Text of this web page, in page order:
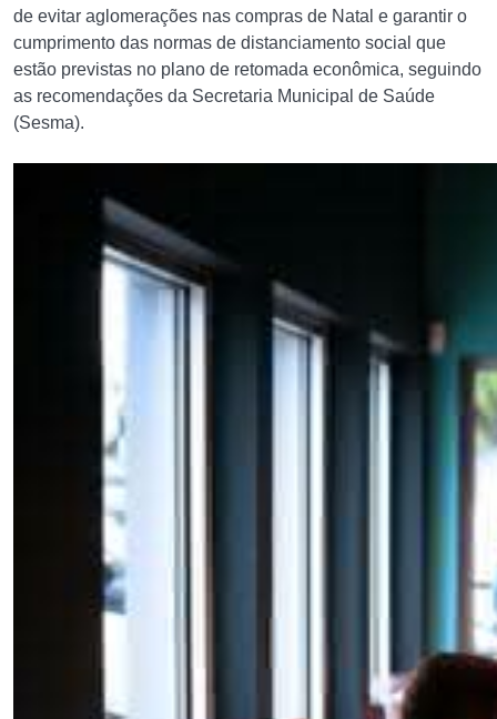
de evitar aglomerações nas compras de Natal e garantir o
cumprimento das normas de distanciamento social que
estão previstas no plano de retomada econômica, seguindo
as recomendações da Secretaria Municipal de Saúde
(Sesma).